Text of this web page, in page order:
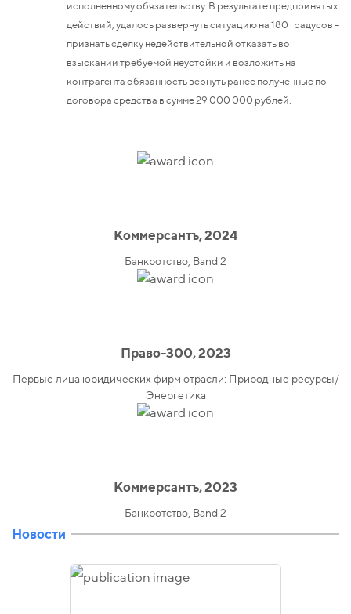
исполненному обязательству. В результате предпринятых
действий, удалось развернуть ситуацию на 180 градусов –
признать сделку недействительной отказать во
взыскании требуемой неустойки и возложить на
контрагента обязанность вернуть ранее полученные по
договора средства в сумме 29 000 000 рублей.
Коммерсантъ, 2024
Банкротство, Band 2
Право-300, 2023
Первые лица юридических фирм отрасли: Природные ресурсы/
Энергетика
Коммерсантъ, 2023
Банкротство, Band 2
Новости